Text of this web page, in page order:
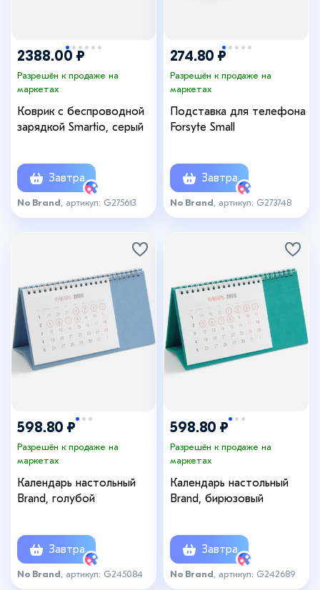
2388.00 ₽
Разрешён к продаже на
маркетах
Коврик с беспроводной
зарядкой Smartio, серый
Завтра
No Brand , артикул: G275613
274.80 ₽
Разрешён к продаже на
маркетах
Подставка для телефона
Forsyte Small
Завтра
No Brand , артикул: G273748
598.80 ₽
Разрешён к продаже на
маркетах
Календарь настольный
Brand, голубой
Завтра
No Brand , артикул: G245084
598.80 ₽
Разрешён к продаже на
маркетах
Календарь настольный
Brand, бирюзовый
Завтра
No Brand , артикул: G242689